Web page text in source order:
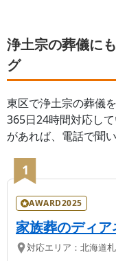
浄土宗の葬儀に
グ
東区で浄土宗の葬儀
365日24時間対応し
があれば、電話で聞
1
AWARD2025
家族葬のディ
対応エリア： 北海道